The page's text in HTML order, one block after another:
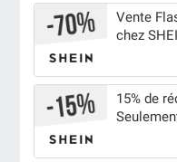
Vente
chez
15% de